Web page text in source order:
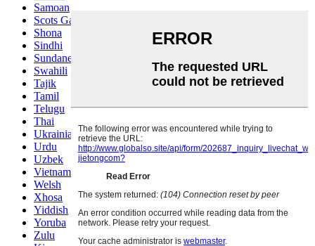
Samoan
Scots Gaelic
Shona
Sindhi
Sundanese
Swahili
Tajik
Tamil
Telugu
Thai
Ukrainian
Urdu
Uzbek
Vietnamese
Welsh
Xhosa
Yiddish
Yoruba
Zulu